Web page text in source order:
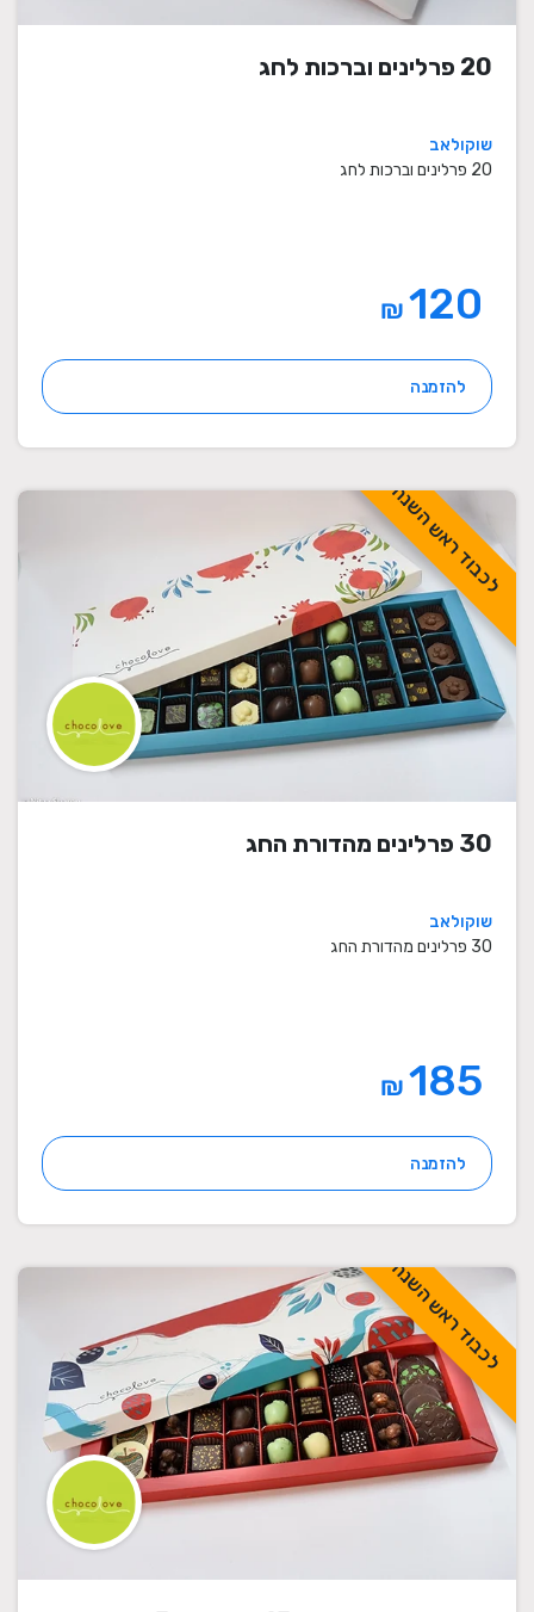
20 פרלינים וברכות לחג
שוקולאב
20 פרלינים וברכות לחג
₪
להזמנה
לכבוד ראש השנה
30 פרלינים מהדורת החג
שוקולאב
30 פרלינים מהדורת החג
₪
להזמנה
לכבוד ראש השנה